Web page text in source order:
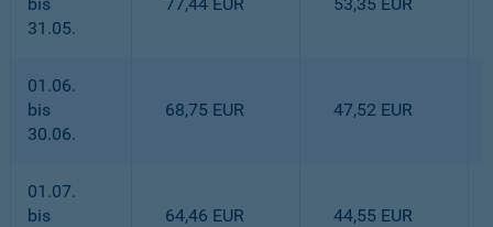
31.05.
01.06.
bis
30.06.
68,75 EUR 47,52 EUR
01.07.
bis
64,46 EUR 44,55 EUR